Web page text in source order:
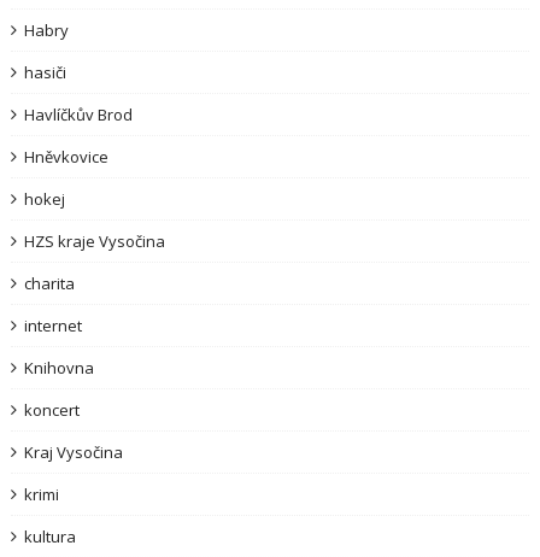
Habry
hasiči
Havlíčkův Brod
Hněvkovice
hokej
HZS kraje Vysočina
charita
internet
Knihovna
koncert
Kraj Vysočina
krimi
kultura